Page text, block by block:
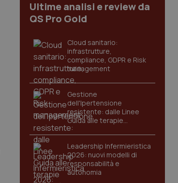
Ultime analisi e review da
QS Pro Gold
Cloud sanitario:
infrastrutture,
compliance, GDPR e Risk
management
Gestione
dell'Ipertensione
resistente: dalle Linee
Guida alle terapie
innovative
Leadership Infermieristica
2026: nuovi modelli di
responsabilità e
autonomia